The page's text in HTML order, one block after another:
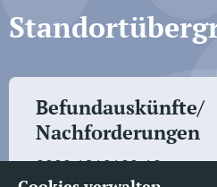
Befundauskünfte/
Nachforderungen
0800 1219100-10